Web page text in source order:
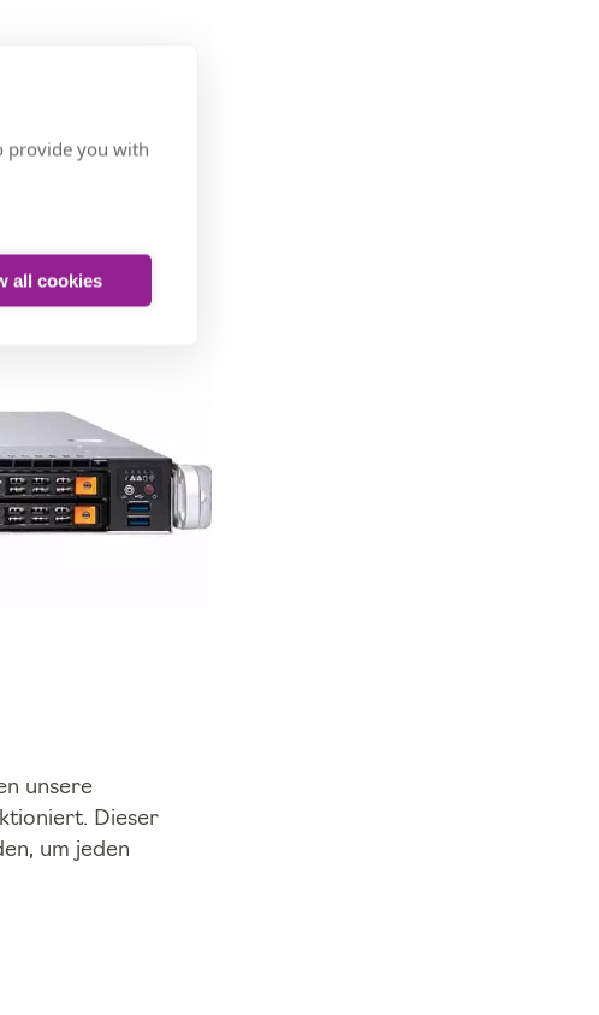
unsere
Dieser
um jeden
provide you with
all cookies